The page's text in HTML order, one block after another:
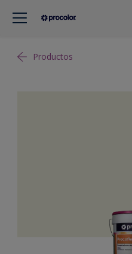
Productos